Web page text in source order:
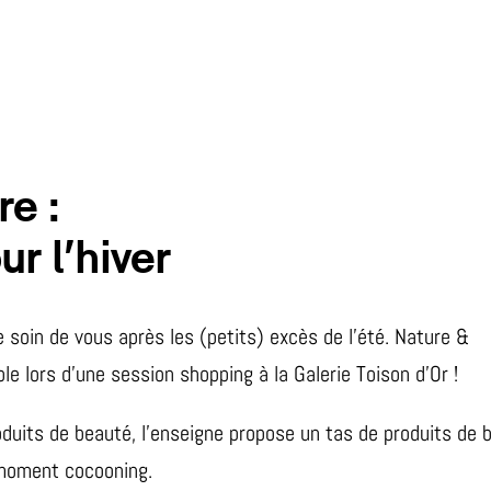
:
l’hiver
soin de vous après les (petits) excès de l’été. Nature &
lors d’une session shopping à la Galerie Toison d’Or !
de beauté, l’enseigne propose un tas de produits de
cocooning.